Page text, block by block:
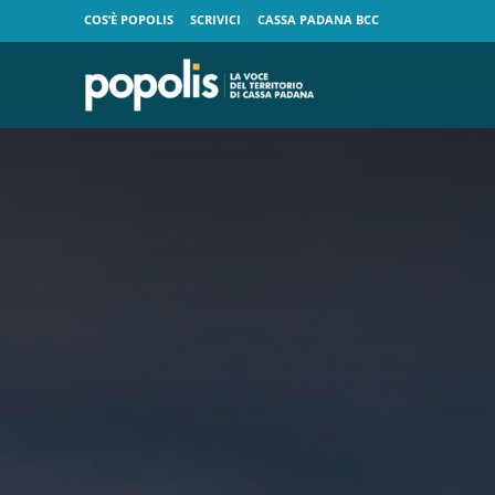
COS’È POPOLIS SCRIVICI CASSA PADANA BCC